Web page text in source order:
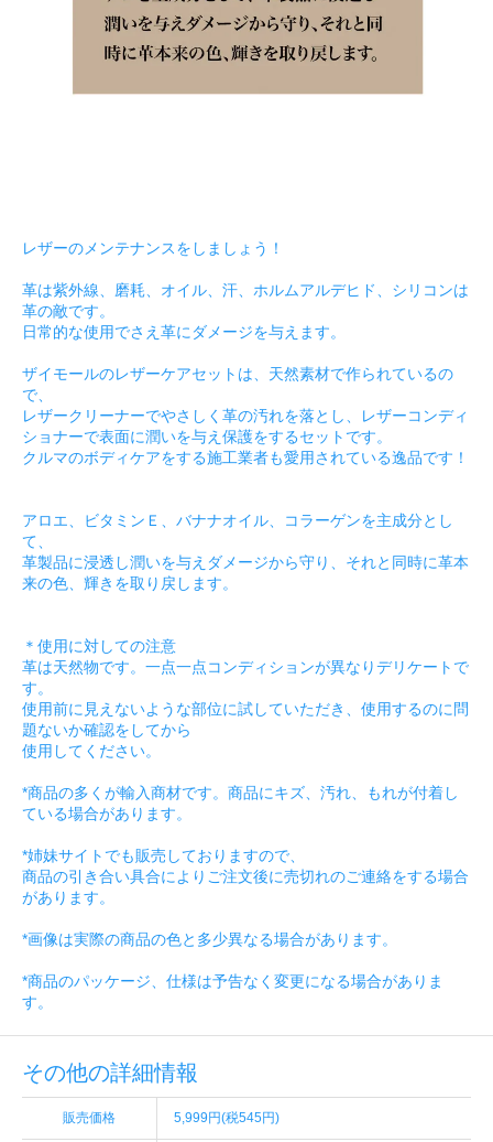
レザーのメンテナンスをしましょう！
革は紫外線、磨耗、オイル、汗、ホルムアルデヒド、シリコンは
革の敵です。
日常的な使用でさえ革にダメージを与えます。
ザイモールのレザーケアセットは、天然素材で作られているの
で、
レザークリーナーでやさしく革の汚れを落とし、レザーコンディ
ショナーで表面に潤いを与え保護をするセットです。
クルマのボディケアをする施工業者も愛用されている逸品です！
アロエ、ビタミンＥ、バナナオイル、コラーゲンを主成分とし
て、
革製品に浸透し潤いを与えダメージから守り、それと同時に革本
来の色、輝きを取り戻します。
＊使用に対しての注意
革は天然物です。一点一点コンディションが異なりデリケートで
す。
使用前に見えないような部位に試していただき、使用するのに問
題ないか確認をしてから
使用してください。
*商品の多くが輸入商材です。商品にキズ、汚れ、もれが付着し
ている場合があります。
*姉妹サイトでも販売しておりますので、
商品の引き合い具合によりご注文後に売切れのご連絡をする場合
があります。
*画像は実際の商品の色と多少異なる場合があります。
*商品のパッケージ、仕様は予告なく変更になる場合がありま
す。
その他の詳細情報
販売価格 5,999円(税545円)